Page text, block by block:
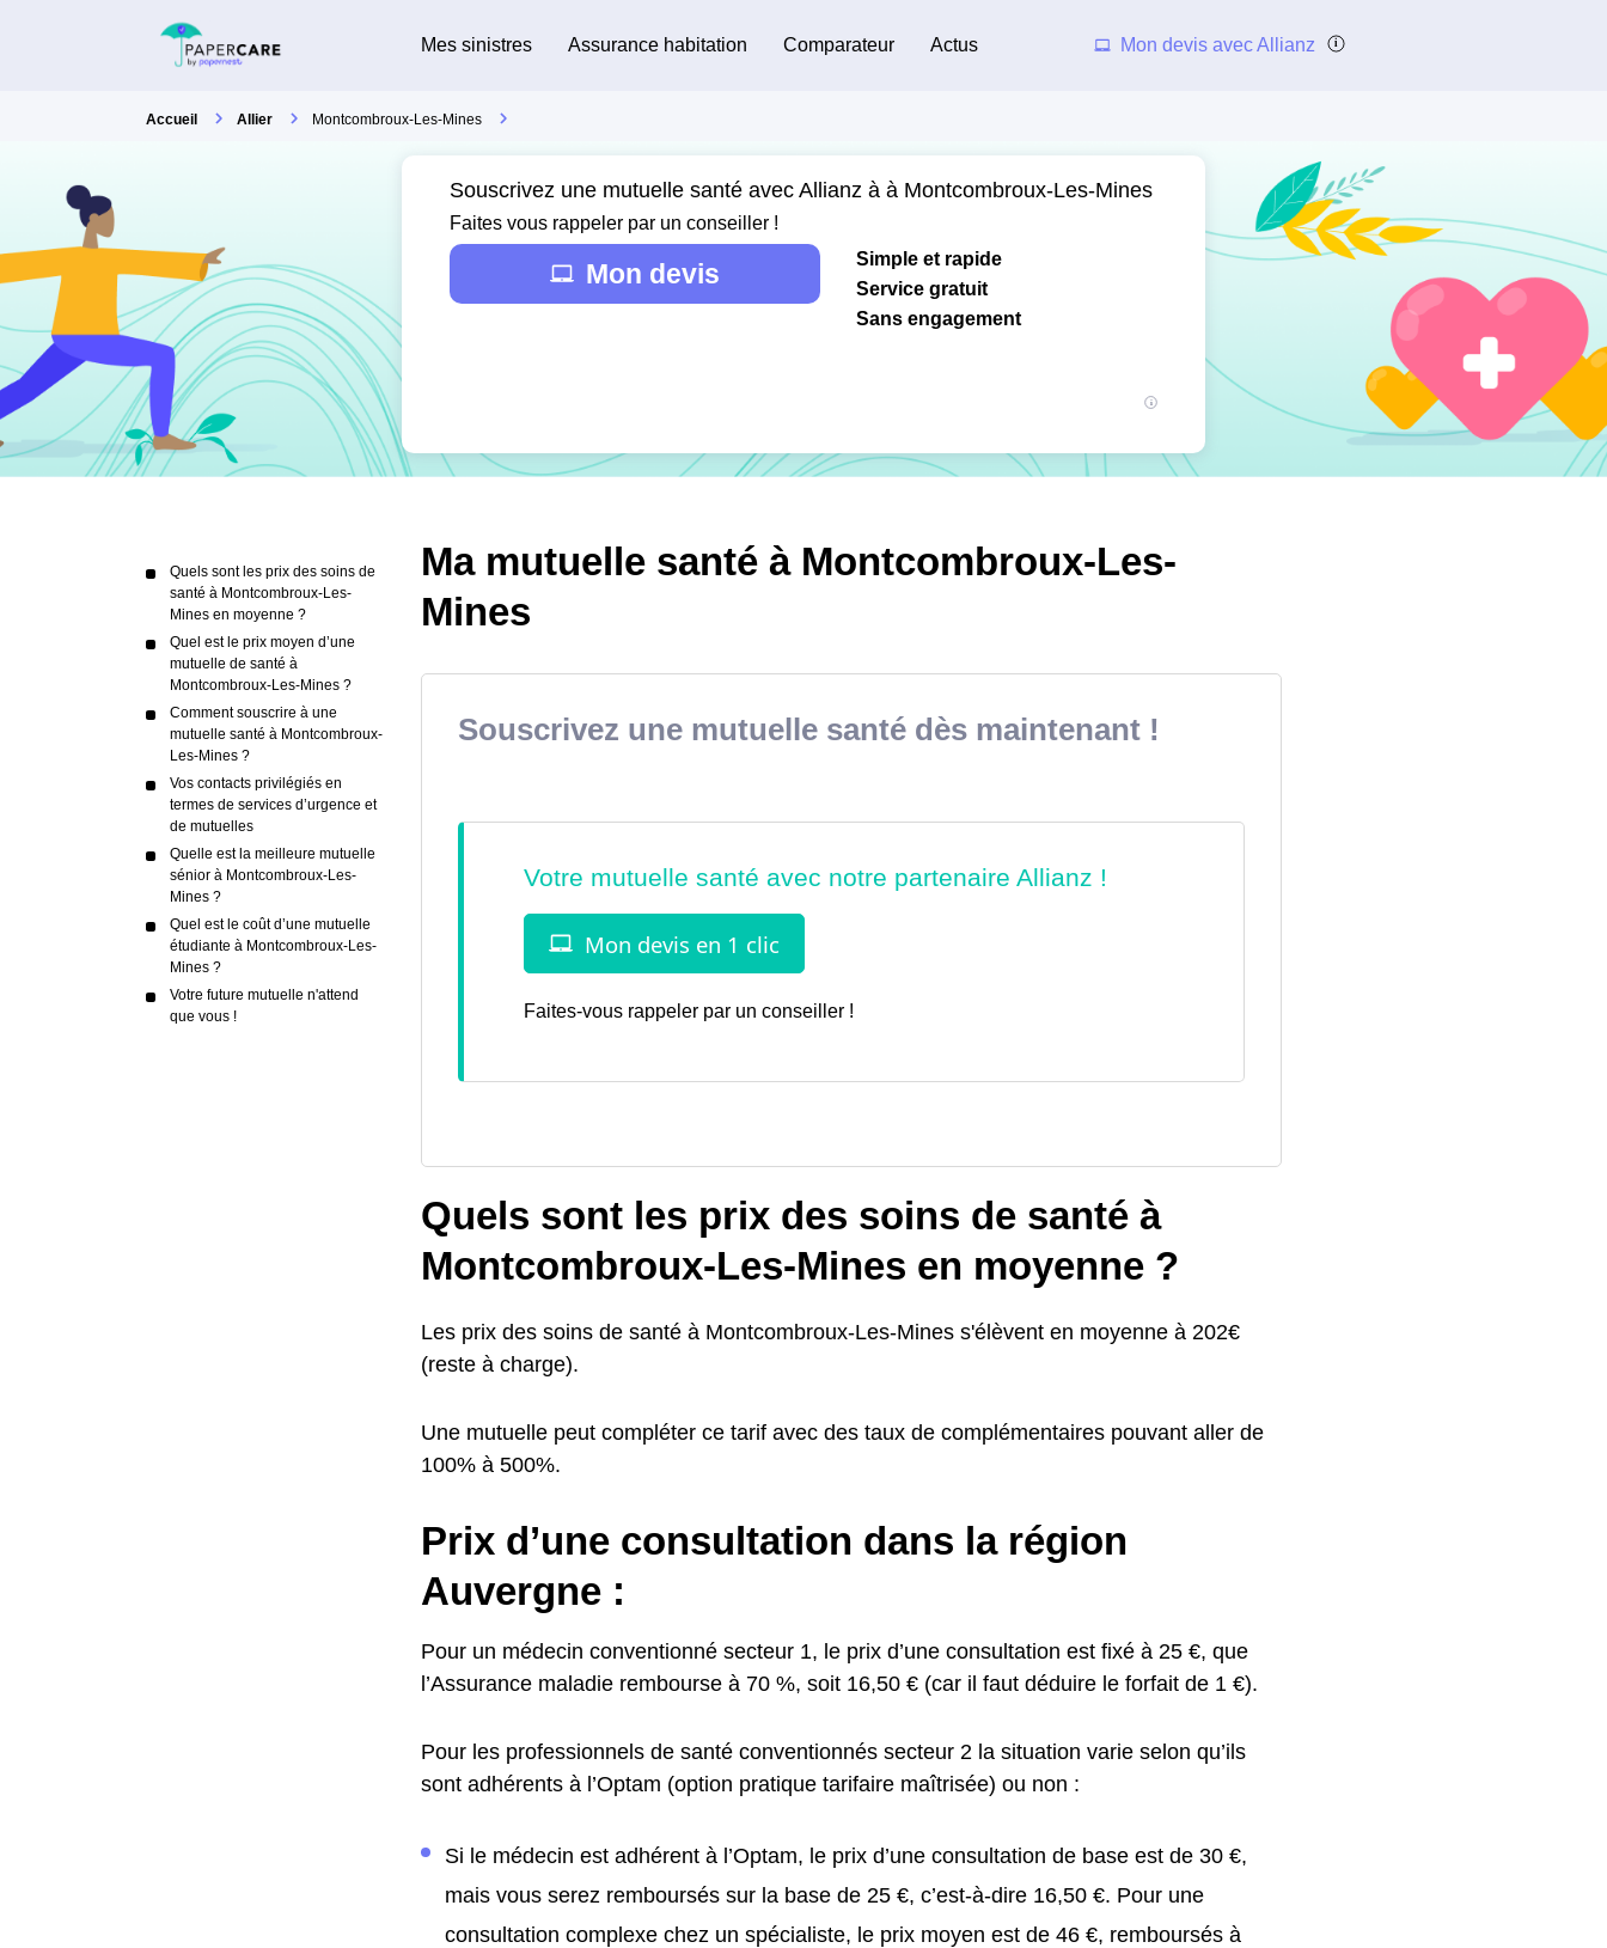
Mes sinistres Assurance habitation Comparateur Actus Mon devis avec Allianz
Accueil Allier Montcombroux-Les-Mines
Souscrivez une mutuelle santé avec Allianz à à Montcombroux-Les-Mines
Faites vous rappeler par un conseiller !
Mon devis
Simple et rapide
Service gratuit
Sans engagement
Quels sont les prix des soins de
santé à Montcombroux-Les-
Mines en moyenne ?
Quel est le prix moyen d’une
mutuelle de santé à
Montcombroux-Les-Mines ?
Comment souscrire à une
mutuelle santé à Montcombroux-
Les-Mines ?
Vos contacts privilégiés en
termes de services d’urgence et
de mutuelles
Quelle est la meilleure mutuelle
sénior à Montcombroux-Les-
Mines ?
Quel est le coût d’une mutuelle
étudiante à Montcombroux-Les-
Mines ?
Votre future mutuelle n'attend
que vous !
Ma mutuelle santé à Montcombroux-Les-
Mines
Souscrivez une mutuelle santé dès maintenant !
Faites-vous rappeler par un conseiller !
Quels sont les prix des soins de santé à
Montcombroux-Les-Mines en moyenne ?
Les prix des soins de santé à Montcombroux-Les-Mines s'élèvent en moyenne à 202€
(reste à charge).
Une mutuelle peut compléter ce tarif avec des taux de complémentaires pouvant aller de
100% à 500%.
Prix d’une consultation dans la région
Auvergne :
Pour un médecin conventionné secteur 1, le prix d’une consultation est fixé à 25 €, que
l’Assurance maladie rembourse à 70 %, soit 16,50 € (car il faut déduire le forfait de 1 €).
Pour les professionnels de santé conventionnés secteur 2 la situation varie selon qu’ils
sont adhérents à l’Optam (option pratique tarifaire maîtrisée) ou non :
Si le médecin est adhérent à l’Optam, le prix d’une consultation de base est de 30 €,
mais vous serez remboursés sur la base de 25 €, c’est-à-dire 16,50 €. Pour une
consultation complexe chez un spécialiste, le prix moyen est de 46 €, remboursés à